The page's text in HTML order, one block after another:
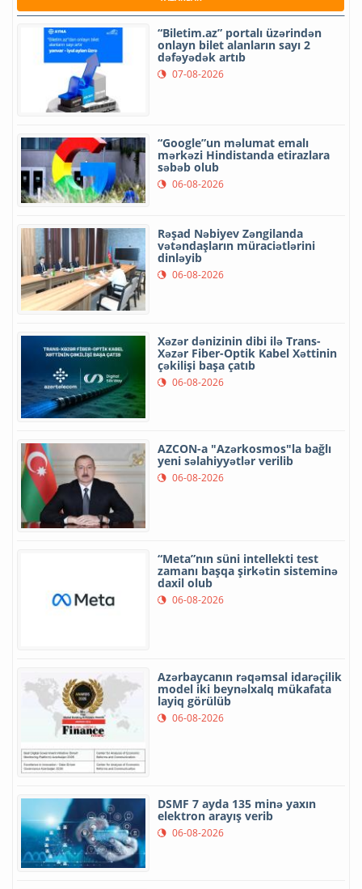
“Biletim.az” portalı üzərindən
onlayn bilet alanların sayı 2
dəfəyədək artıb
07-08-2026
“Google”un məlumat emalı
mərkəzi Hindistanda etirazlara
səbəb olub
06-08-2026
Rəşad Nəbiyev Zəngilanda
vətəndaşların müraciətlərini
dinləyib
06-08-2026
Xəzər dənizinin dibi ilə Trans-
Xəzər Fiber-Optik Kabel Xəttinin
çəkilişi başa çatıb
06-08-2026
AZCON-a "Azərkosmos"la bağlı
yeni səlahiyyətlər verilib
06-08-2026
“Meta”nın süni intellekti test
zamanı başqa şirkətin sisteminə
daxil olub
06-08-2026
Azərbaycanın rəqəmsal idarəçilik
model iki beynəlxalq mükafata
layiq görülüb
06-08-2026
DSMF 7 ayda 135 minə yaxın
elektron arayış verib
06-08-2026